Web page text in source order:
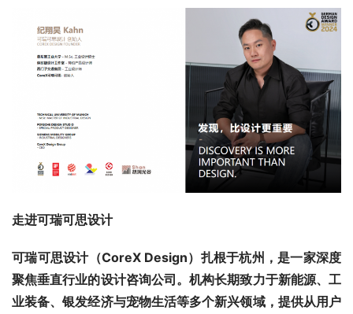
走进可瑞可思设计
可瑞可思设计（CoreX Design）扎根于杭州，是一家深度
聚焦垂直行业的设计咨询公司。机构长期致力于新能源、工
业装备、银发经济与宠物生活等多个新兴领域，提供从用户